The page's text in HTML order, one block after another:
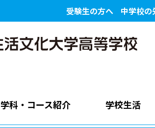
受験生の方へ 中学校の
学科・コース紹介 学校生活